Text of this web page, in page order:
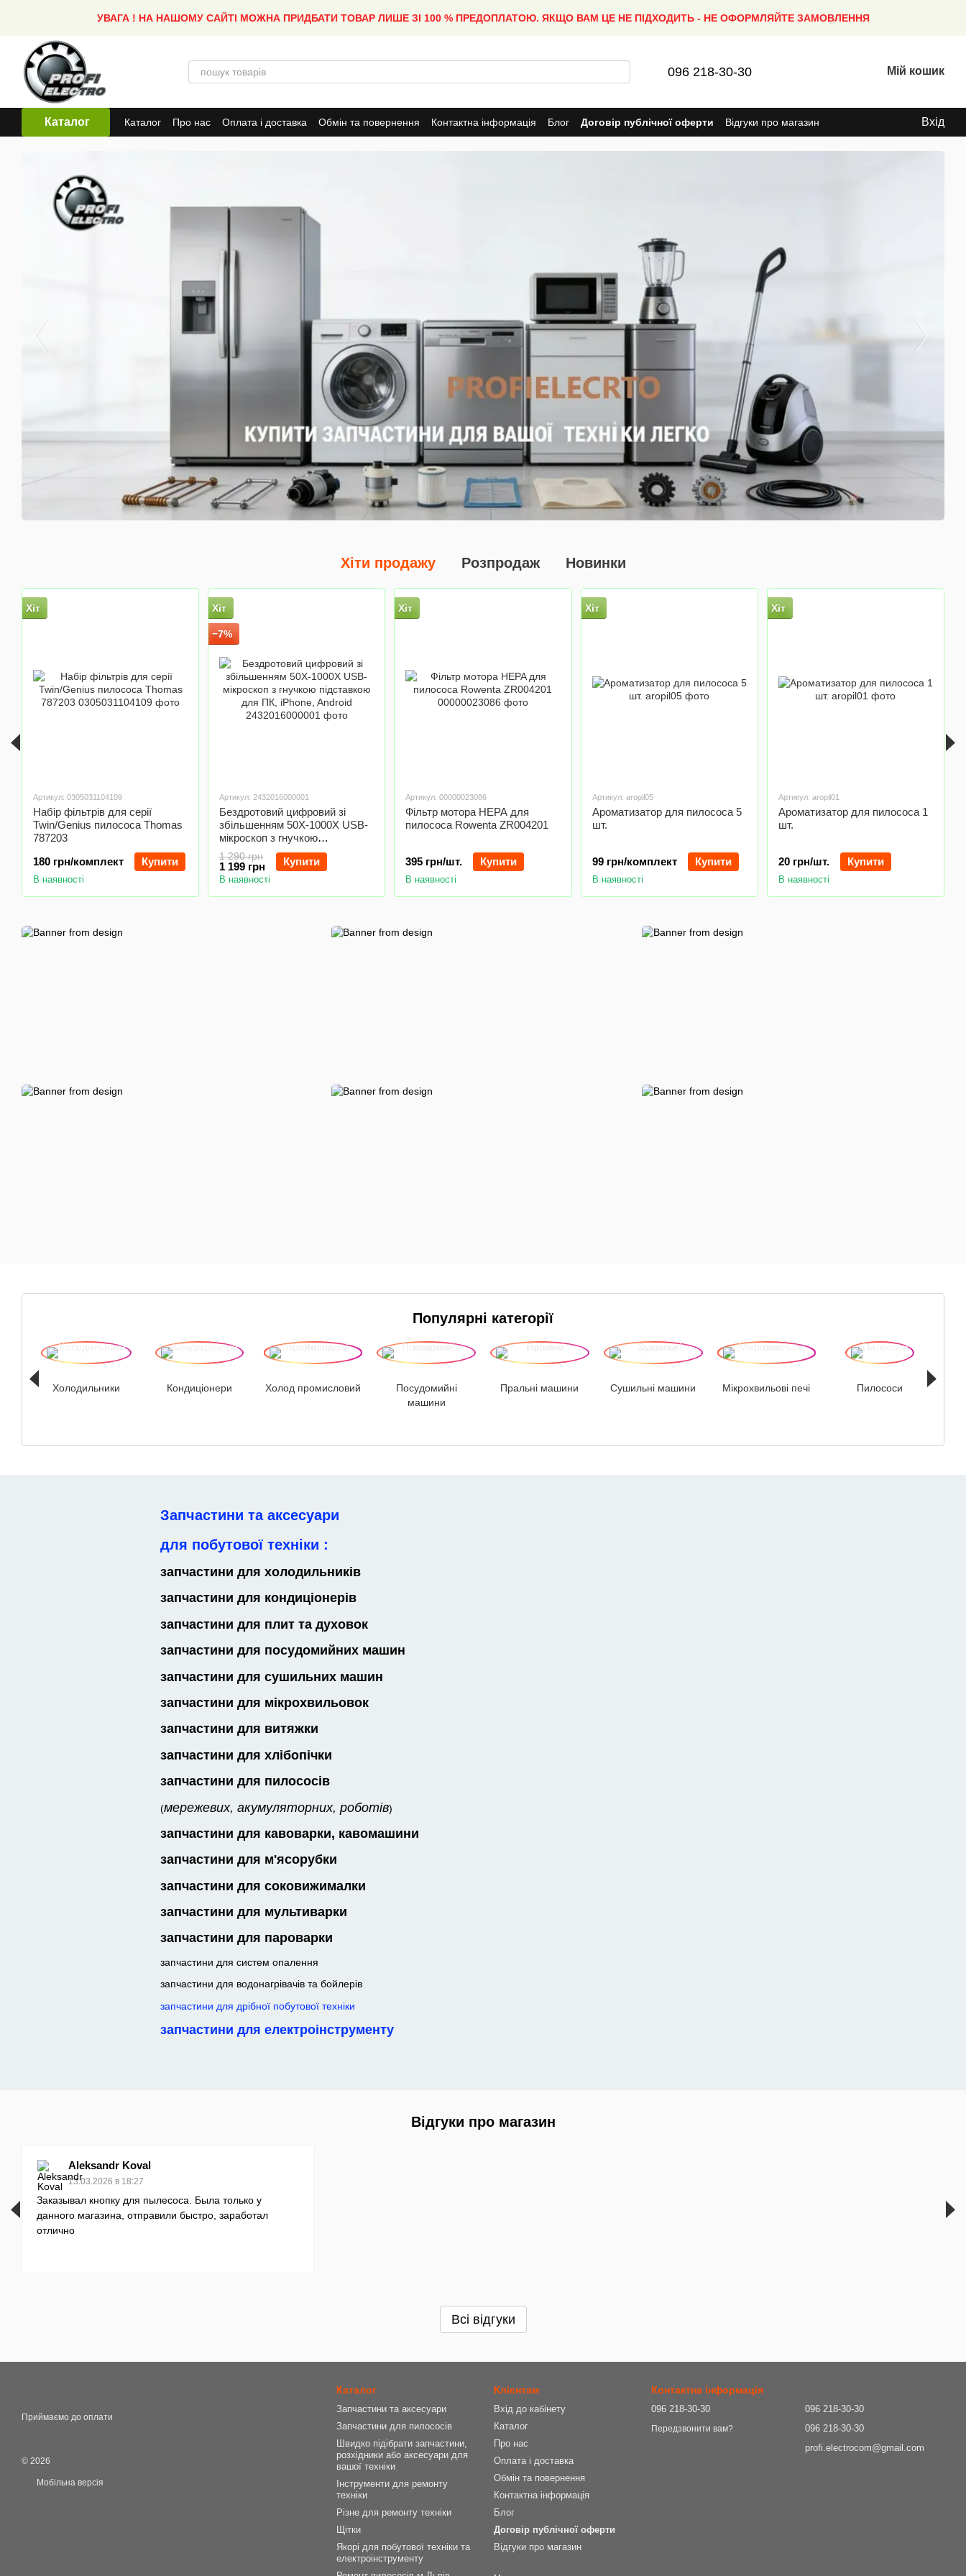
УВАГА ! НА НАШОМУ САЙТІ МОЖНА ПРИДБАТИ ТОВАР ЛИШЕ ЗІ 100 % ПРЕДОПЛАТОЮ. ЯКЩО ВАМ ЦЕ НЕ ПІДХОДИТЬ - НЕ ОФОРМЛЯЙТЕ ЗАМОВЛЕННЯ
096 218-30-30 Мій кошик
Каталог Каталог Про нас Оплата і доставка Обмін та повернення Контактна інформація Блог Договір публічної оферти Відгуки про магазин Вхід
Хіти продажу Розпродаж Новинки
Хіт
Артикул: 0305031104109
Набір фільтрів для серії
Twin/Genius пилососа Thomas
787203
180 грн/комплект
Купити
В наявності
Хіт
−7%
Артикул: 2432016000001
Бездротовий цифровий зі
збільшенням 50X-1000X USB-
мікроскоп з гнучкою
підставкою для ПК, iPhone,
Android
1 290 грн
1 199 грн Купити
В наявності
Хіт
Артикул: 00000023086
Фільтр мотора HEPA для
пилососа Rowenta ZR004201
395 грн/шт. Купити
В наявності
Хіт
Артикул: aropil05
Ароматизатор для пилососа 5
шт.
99 грн/комплект Купити
В наявності
Хіт
Артикул: aropil01
Ароматизатор для пилососа 1
шт.
20 грн/шт. Купити
В наявності
Популярні категорії
Холодильники Кондиціонери Холод промисловий
Посудомийні
машини
Пральні машини Сушильні машини Мікрохвильові печі
Пилососи
Запчастини та аксесуари
для побутової техніки :
запчастини для холодильників
запчастини для кондиціонерів
запчастини для плит та духовок
запчастини для посудомийних машин
запчастини для сушильних машин
запчастини для мікрохвильовок
запчастини для витяжки
запчастини для хлібопічки
запчастини для пилососів
(мережевих, акумуляторних, роботів)
запчастини для кавоварки, кавомашини
запчастини для м'ясорубки
запчастини для соковижималки
запчастини для мультиварки
запчастини для пароварки
запчастини для систем опалення
запчастини для водонагрівачів та бойлерів
запчастини для дрібної побутової техніки
запчастини для електроінструменту
Відгуки про магазин
Aleksandr Koval
13.03.2026 в 18:27
Заказывал кнопку для пылесоса. Была только у
данного магазина, отправили быстро, заработал
отлично
Всі відгуки
Приймаємо до оплати
© 2026
Мобільна версія
Каталог
Запчастини та аксесуари
Запчастини для пилососів
Швидко підібрати запчастини,
розхідники або аксесуари для
вашої техніки
Інструменти для ремонту
техніки
Різне для ремонту техніки
Щітки
Якорі для побутової техніки та
електроінструменту
Клієнтам
Вхід до кабінету
Каталог
Про нас
Оплата і доставка
Обмін та повернення
Контактна інформація
Блог
Договір публічної оферти
Відгуки про магазин
Контактна інформація
096 218-30-30
Передзвонити вам?
096 218-30-30
096 218-30-30
profi.electrocom@gmail.com